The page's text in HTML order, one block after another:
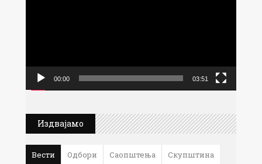
00:00 03:51
Издвајамо
Вести Одбори Саопштења Скупштина